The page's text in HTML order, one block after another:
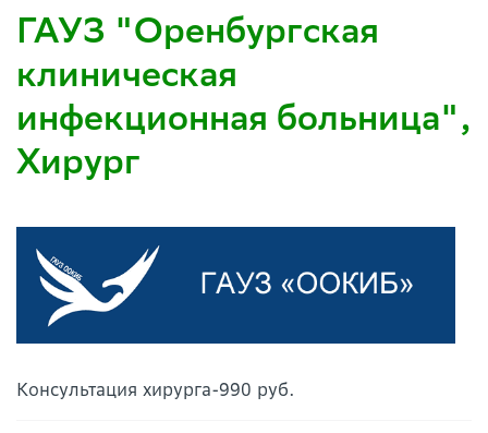
ГАУЗ "Оренбургская
клиническая
инфекционная больница",
Хирург
Консультация хирурга-990 руб.